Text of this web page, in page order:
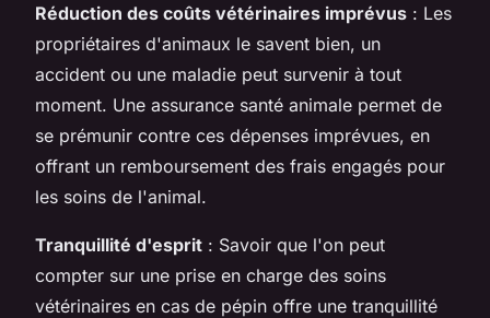
Réduction des coûts vétérinaires imprévus : Les
propriétaires d'animaux le savent bien, un
accident ou une maladie peut survenir à tout
moment. Une assurance santé animale permet de
se prémunir contre ces dépenses imprévues, en
offrant un remboursement des frais engagés pour
les soins de l'animal.
Tranquillité d'esprit : Savoir que l'on peut
compter sur une prise en charge des soins
vétérinaires en cas de pépin offre une tranquillité